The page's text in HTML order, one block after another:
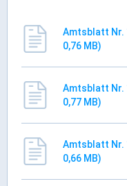
Amtsblatt Nr.
0,76 MB)
Amtsblatt Nr.
0,77 MB)
Amtsblatt Nr.
0,66 MB)